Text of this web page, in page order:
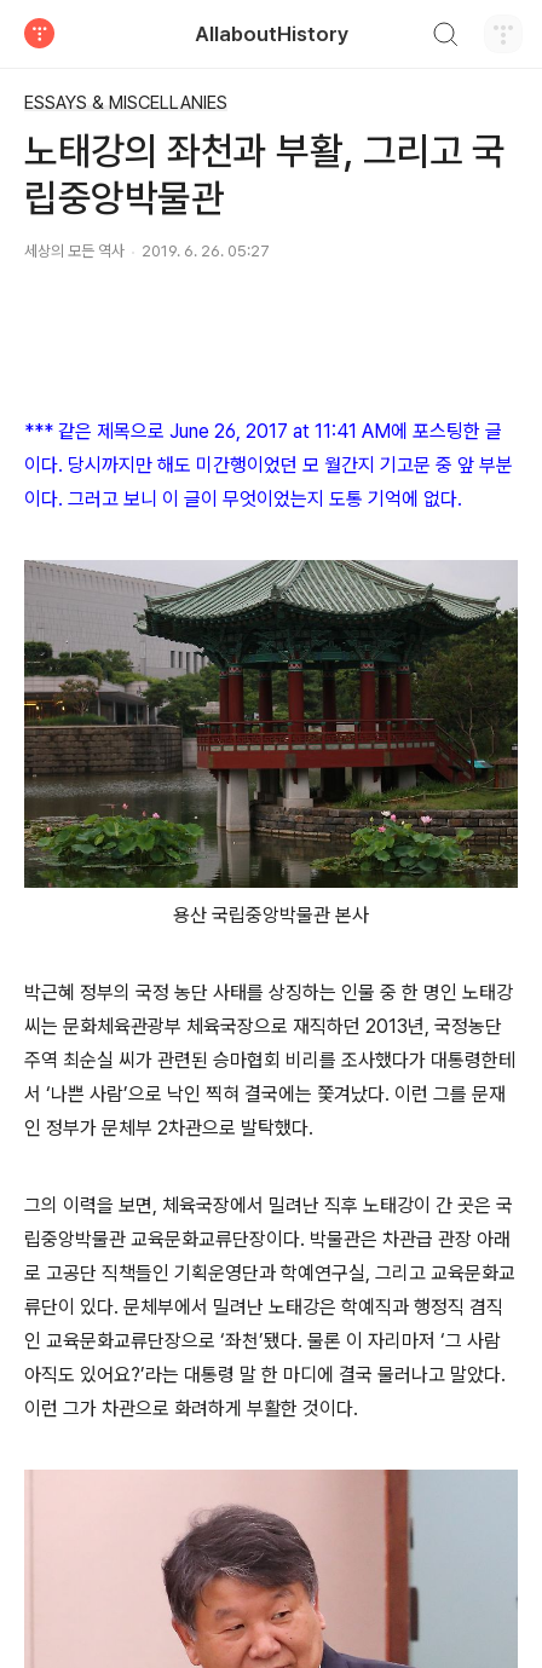
AllaboutHistory
ESSAYS & MISCELLANIES
노태강의 좌천과 부활, 그리고 국
립중앙박물관
세상의 모든 역사 2019. 6. 26. 05:27
*** 같은 제목으로 June 26, 2017 at 11:41 AM에 포스팅한 글
이다. 당시까지만 해도 미간행이었던 모 월간지 기고문 중 앞 부분
이다. 그러고 보니 이 글이 무엇이었는지 도통 기억에 없다.
용산 국립중앙박물관 본사
박근혜 정부의 국정 농단 사태를 상징하는 인물 중 한 명인 노태강
씨는 문화체육관광부 체육국장으로 재직하던 2013년, 국정농단
주역 최순실 씨가 관련된 승마협회 비리를 조사했다가 대통령한테
서 ‘나쁜 사람’으로 낙인 찍혀 결국에는 쫓겨났다. 이런 그를 문재
인 정부가 문체부 2차관으로 발탁했다.
그의 이력을 보면, 체육국장에서 밀려난 직후 노태강이 간 곳은 국
립중앙박물관 교육문화교류단장이다. 박물관은 차관급 관장 아래
로 고공단 직책들인 기획운영단과 학예연구실, 그리고 교육문화교
류단이 있다. 문체부에서 밀려난 노태강은 학예직과 행정직 겸직
인 교육문화교류단장으로 ‘좌천’됐다. 물론 이 자리마저 ‘그 사람
아직도 있어요?’라는 대통령 말 한 마디에 결국 물러나고 말았다.
이런 그가 차관으로 화려하게 부활한 것이다.